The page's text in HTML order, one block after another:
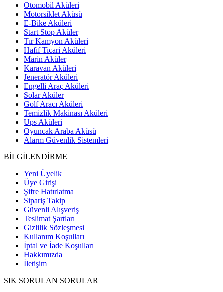
Otomobil Aküleri
Motorsiklet Aküsü
E-Bike Aküleri
Start Stop Aküler
Tır Kamyon Aküleri
Hafif Ticari Aküleri
Marin Aküler
Karavan Aküleri
Jeneratör Aküleri
Engelli Araç Aküleri
Solar Aküler
Golf Aracı Aküleri
Temizlik Makinası Aküleri
Ups Aküleri
Oyuncak Araba Aküsü
Alarm Güvenlik Sistemleri
BİLGİLENDİRME
Yeni Üyelik
Üye Girişi
Şifre Hatırlatma
Sipariş Takip
Güvenli Alışveriş
Teslimat Şartları
Gizlilik Sözleşmesi
Kullanım Koşulları
İptal ve İade Koşulları
Hakkımızda
İletişim
SIK SORULAN SORULAR